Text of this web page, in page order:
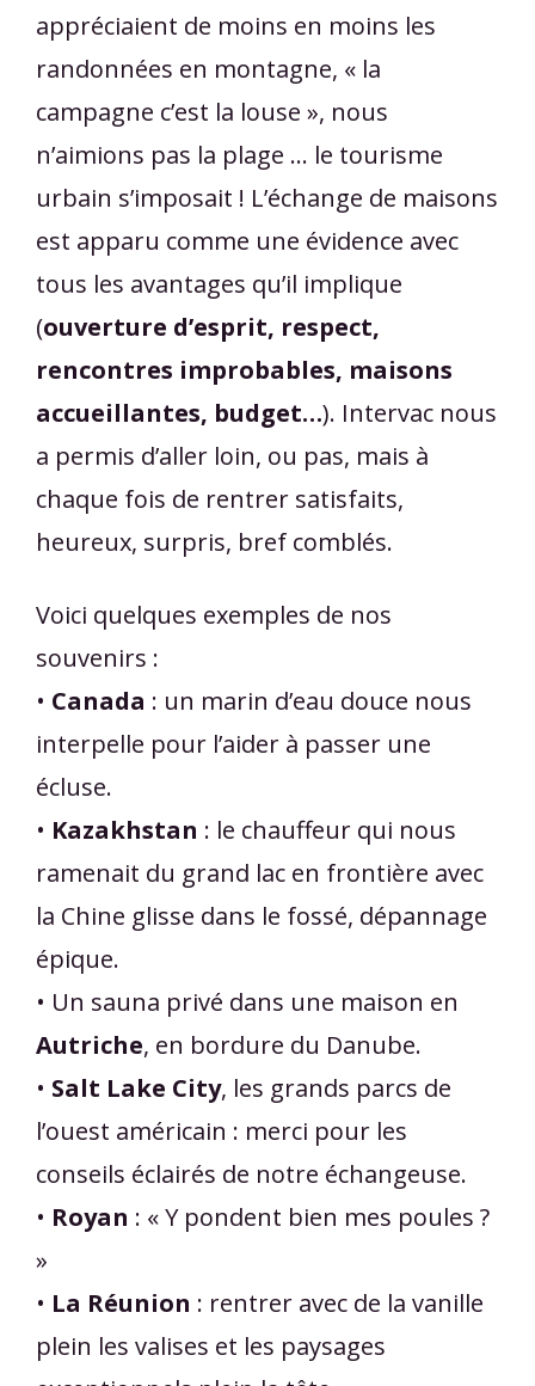
appréciaient de moins en moins les
randonnées en montagne, « la
campagne c’est la louse », nous
n’aimions pas la plage … le tourisme
urbain s’imposait ! L’échange de maisons
est apparu comme une évidence avec
tous les avantages qu’il implique
(ouverture d’esprit, respect,
rencontres improbables, maisons
accueillantes, budget…). Intervac nous
a permis d’aller loin, ou pas, mais à
chaque fois de rentrer satisfaits,
heureux, surpris, bref comblés.
Voici quelques exemples de nos
souvenirs :
• Canada : un marin d’eau douce nous
interpelle pour l’aider à passer une
écluse.
• Kazakhstan : le chauffeur qui nous
ramenait du grand lac en frontière avec
la Chine glisse dans le fossé, dépannage
épique.
• Un sauna privé dans une maison en
Autriche, en bordure du Danube.
• Salt Lake City, les grands parcs de
l’ouest américain : merci pour les
conseils éclairés de notre échangeuse.
• Royan : « Y pondent bien mes poules ?
»
• La Réunion : rentrer avec de la vanille
plein les valises et les paysages